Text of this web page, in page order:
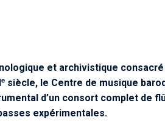
et archivistique consacré
siècle, le Centre de musique
d’un consort complet de
expérimentales.